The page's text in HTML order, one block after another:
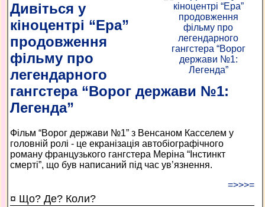
Дивіться у
кіноцентрі “Ера”
продовження
фільму про
легендарного
гангстера “Ворог держави №1:
Легенда”
Фільм “Ворог держави №1” з Венсаном Касселем у
головній ролі - це екранізація автобіографічного
роману французького гангстера Меріна “Інстинкт
смерті”, що був написаний під час ув’язнення.
=>>>=
¤ Що? Де? Коли?